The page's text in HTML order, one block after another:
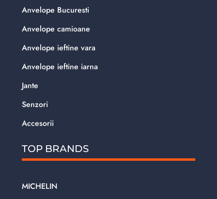
Anvelope Bucuresti
Anvelope camioane
Anvelope ieftine vara
Anvelope ieftine iarna
Jante
Senzori
Accesorii
TOP BRANDS
MICHELIN